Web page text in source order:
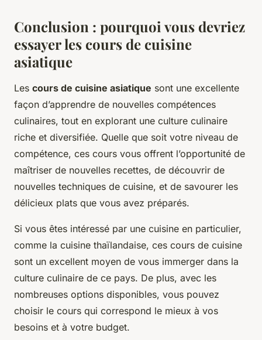
Conclusion : pourquoi vous devriez
essayer les cours de cuisine
asiatique
Les cours de cuisine asiatique sont une excellente
façon d’apprendre de nouvelles compétences
culinaires, tout en explorant une culture culinaire
riche et diversifiée. Quelle que soit votre niveau de
compétence, ces cours vous offrent l’opportunité de
maîtriser de nouvelles recettes, de découvrir de
nouvelles techniques de cuisine, et de savourer les
délicieux plats que vous avez préparés.
Si vous êtes intéressé par une cuisine en particulier,
comme la cuisine thaïlandaise, ces cours de cuisine
sont un excellent moyen de vous immerger dans la
culture culinaire de ce pays. De plus, avec les
nombreuses options disponibles, vous pouvez
choisir le cours qui correspond le mieux à vos
besoins et à votre budget.